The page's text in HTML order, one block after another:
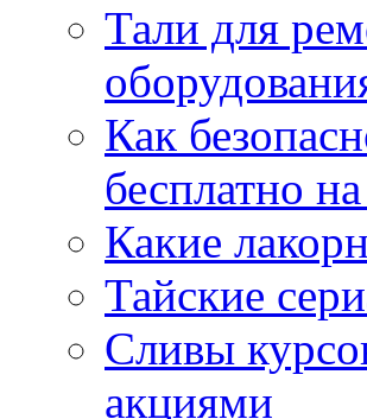
Тали для
Как
бесплатно
Какие
Тайские
Сливы
акциями